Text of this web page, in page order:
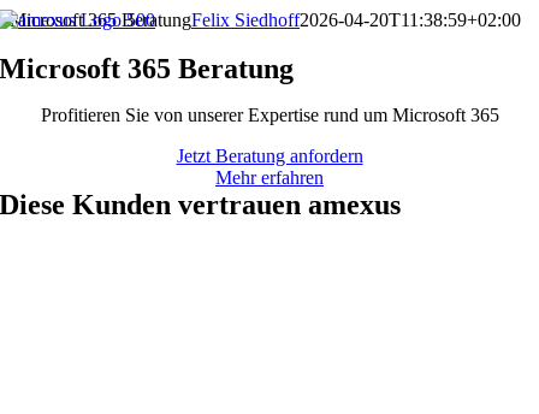
Zum
springen
Microsoft 365 BeratungFelix Siedhoff2026-04-20T11:38:59+02:00
Microsoft 365 Beratung
Profitieren Sie von unserer Expertise rund um Microsoft 365
Jetzt Beratung anfordern
Mehr erfahren
Diese Kunden vertrauen amexus